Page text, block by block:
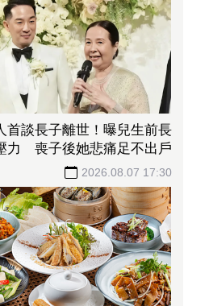
首談長子離世！曝兒生前長
力 喪子後她悲痛足不出戶
2026.08.07 17:30